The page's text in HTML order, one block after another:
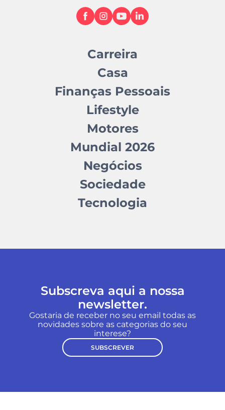
Carreira
Casa
Finanças Pessoais
Lifestyle
Motores
Mundial 2026
Negócios
Sociedade
Tecnologia
Subscreva aqui a nossa
newsletter.
Gostaria de receber no seu email todas as
novidades sobre as categorias do seu
interese?
SUBSCREVER